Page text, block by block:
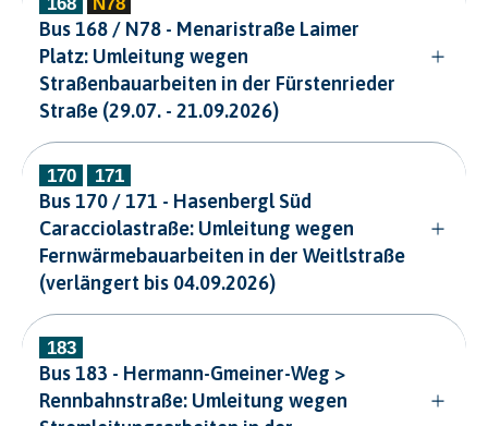
Bus 168 / N78 - Menaristraße Laimer
Platz: Umleitung wegen
Straßenbauarbeiten in der Fürstenrieder
Straße (29.07. - 21.09.2026)
Bus 170 / 171 - Hasenbergl Süd
Caracciolastraße: Umleitung wegen
Fernwärmebauarbeiten in der Weitlstraße
(verlängert bis 04.09.2026)
Bus 183 - Hermann-Gmeiner-Weg >
Rennbahnstraße: Umleitung wegen